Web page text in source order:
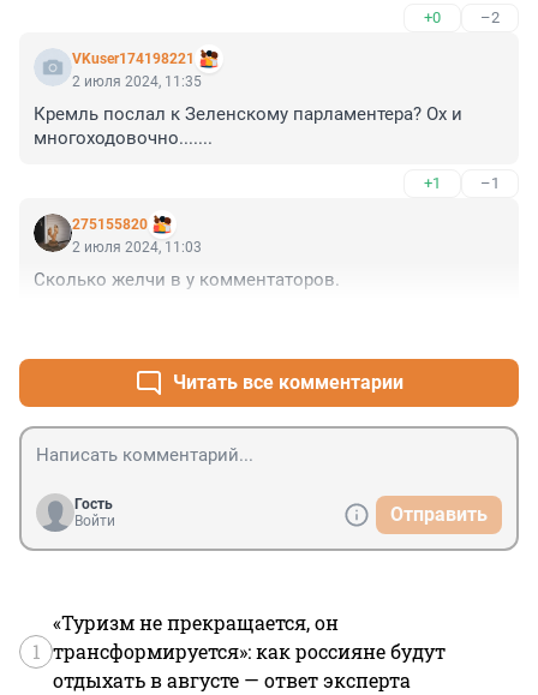
+0 –2
VKuser174198221
2 июля 2024, 11:35
Кремль послал к Зеленскому парламентера? Ох и
многоходовочно.......
+1 –1
275155820
2 июля 2024, 11:03
Сколько желчи в у комментаторов.
Читать все комментарии
Гость
Войти
Отправить
1
«Туризм не прекращается, он
трансформируется»: как россияне будут
отдыхать в августе — ответ эксперта